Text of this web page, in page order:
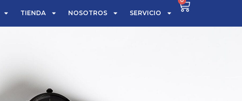
TIENDA NOSOTROS SERVICIO